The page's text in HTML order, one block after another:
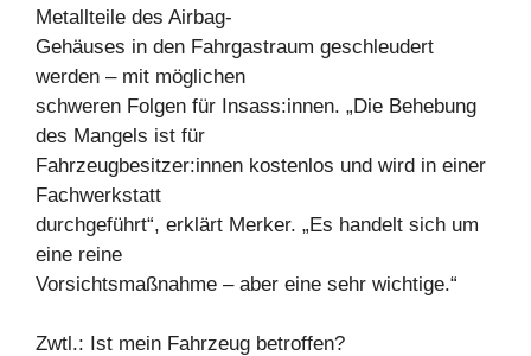
Metallteile des Airbag-
Gehäuses in den Fahrgastraum geschleudert
werden – mit möglichen
schweren Folgen für Insass:innen. „Die Behebung
des Mangels ist für
Fahrzeugbesitzer:innen kostenlos und wird in einer
Fachwerkstatt
durchgeführt“, erklärt Merker. „Es handelt sich um
eine reine
Vorsichtsmaßnahme – aber eine sehr wichtige.“
Zwtl.: Ist mein Fahrzeug betroffen?